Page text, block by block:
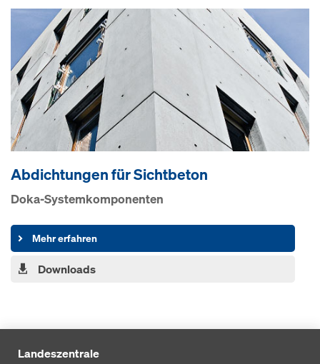
Abdichtungen für Sichtbeton
Doka-Systemkomponenten
Mehr erfahren
Downloads
Landeszentrale